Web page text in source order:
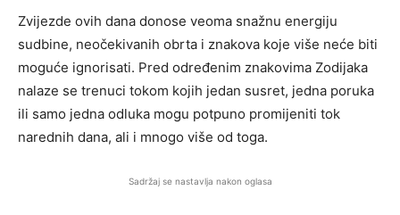
Zvijezde ovih dana donose veoma snažnu energiju
sudbine, neočekivanih obrta i znakova koje više neće biti
moguće ignorisati. Pred određenim znakovima Zodijaka
nalaze se trenuci tokom kojih jedan susret, jedna poruka
ili samo jedna odluka mogu potpuno promijeniti tok
narednih dana, ali i mnogo više od toga.
Sadržaj se nastavlja nakon oglasa